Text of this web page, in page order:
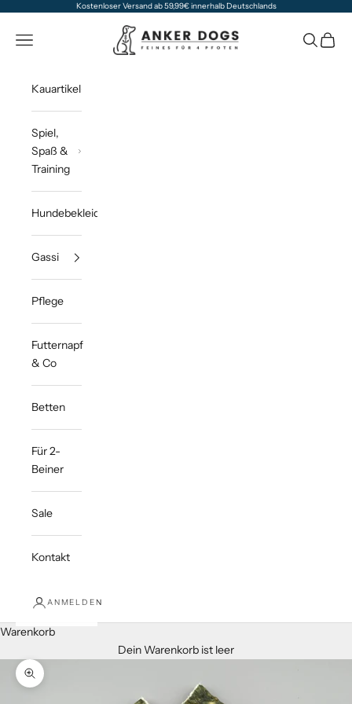
Zum Inhalt springenKostenloser Versand ab 59,99€ innerhalb Deutschlands
Anker Dogs
Navigationsmenü öffnen Suche
Kauartikel
Spiel,
Spaß &
Training
Hundebekleidung
Gassi
Pflege
Futternapf
& Co
Betten
Für 2-
Beiner
Sale
Kontakt
ANMELDEN
Warenkorb
Dein Warenkorb ist leer
Bild vergrößern